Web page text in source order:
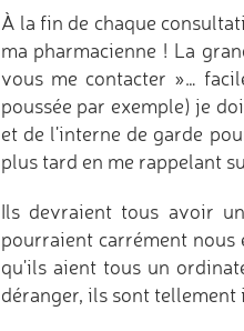
À la fin de chaque
ma pharmacienne ! La
vous me contacter »…
poussée par exemple) je
et de l'interne de garde
plus tard en me rappelant
Ils devraient tous avoir
pourraient carrément nous
qu'ils aient tous un
déranger, ils sont tellement